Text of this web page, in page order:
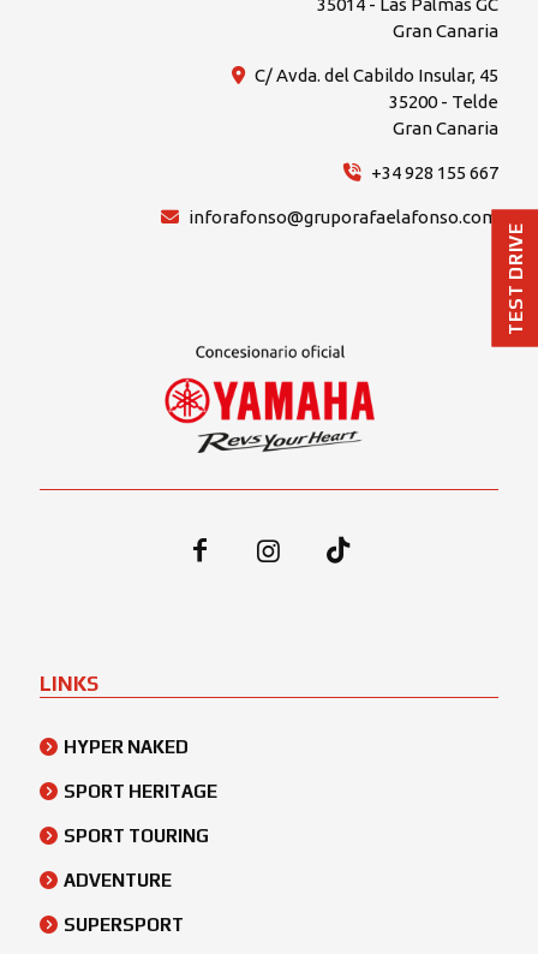
35014 - Las Palmas GC
Gran Canaria
C/ Avda. del Cabildo Insular, 45
35200 - Telde
Gran Canaria
+34 928 155 667
inforafonso@gruporafaelafonso.com
LINKS
HYPER NAKED
SPORT HERITAGE
SPORT TOURING
ADVENTURE
SUPERSPORT
TEST DRIVE